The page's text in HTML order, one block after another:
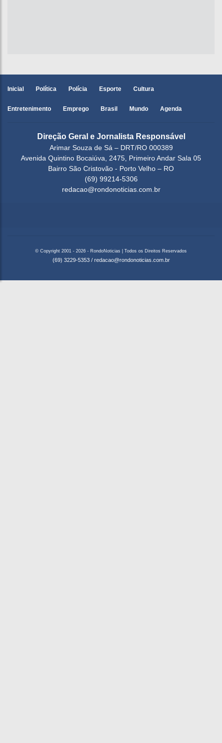
Inicial Política Polícia Esporte Cultura
Entretenimento Emprego Brasil Mundo Agenda
Direção Geral e Jornalista Responsável
Arimar Souza de Sá – DRT/RO 000389
Avenida Quintino Bocaiúva, 2475, Primeiro Andar Sala 05
Bairro São Cristovão - Porto Velho – RO
(69) 99214-5306
redacao@rondonoticias.com.br
© Copyright 2001 - 2026 - RondoNoticias | Todos os Direitos Reservados
(69) 3229-5353 / redacao@rondonoticias.com.br